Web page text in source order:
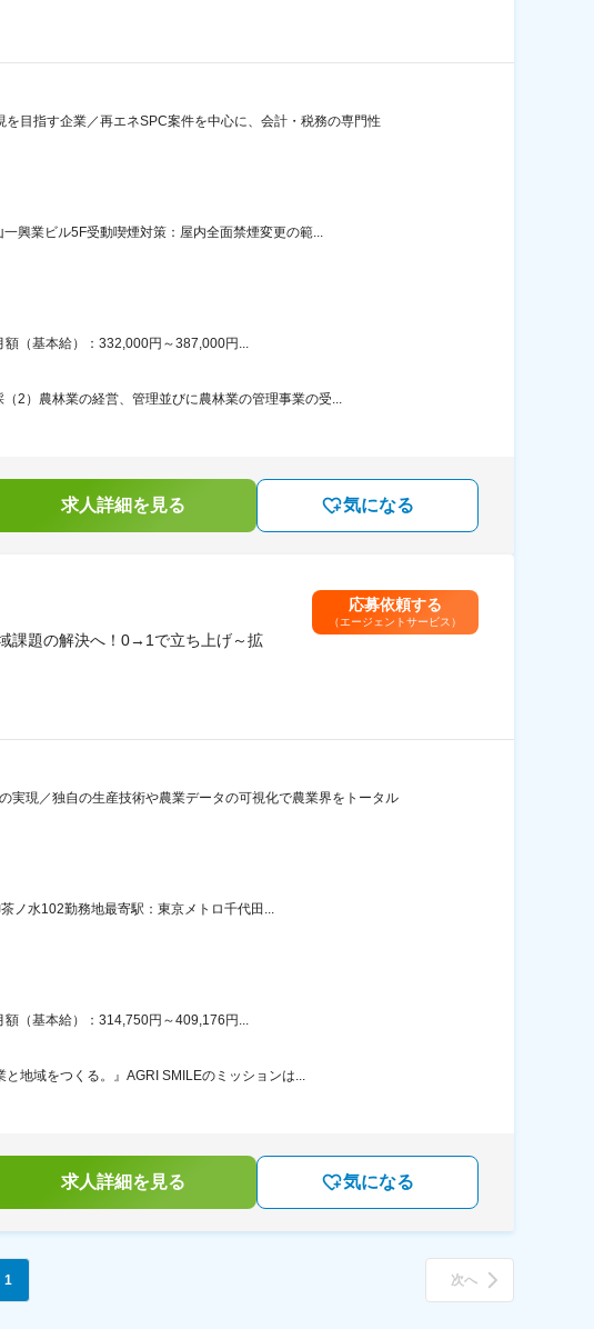
目指す企業／再エネSPC案件を中心に、会計・税務の専門性
興業ビル5F受動喫煙対策：屋内全面禁煙変更の範...
（基本給）：332,000円～387,000円...
2）農林業の経営、管理並びに農林業の管理事業の受...
求人詳細を見る 気になる
課題の解決へ！0→1で立ち上げ～拡
応募依頼する
（エージェントサービス）
実現／独自の生産技術や農業データの可視化で農業界をトータル
ノ水102勤務地最寄駅：東京メトロ千代田...
（基本給）：314,750円～409,176円...
地域をつくる。』AGRI SMILEのミッションは...
求人詳細を見る 気になる
1 次へ